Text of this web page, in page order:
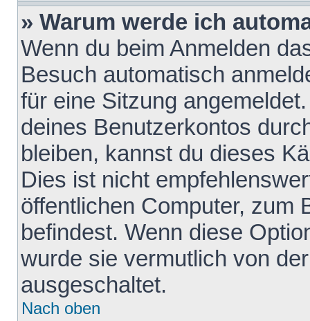
» Warum werde ich
Wenn du beim Anmelden
Besuch automatisch
für eine Sitzung
deines Benutzerkontos
bleiben, kannst du dieses
Dies ist nicht
öffentlichen Computer, zum
befindest. Wenn diese
wurde sie vermutlich von
ausgeschaltet.
Nach oben